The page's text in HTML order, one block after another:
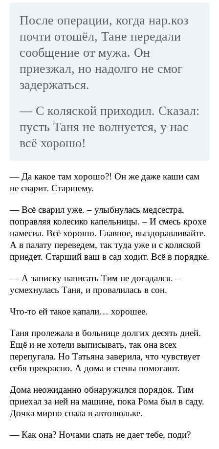
После операции, когда нар.коз
почти отошёл, Тане передали
сообщение от мужа. Он
приезжал, но надолго не смог
задержаться.
— С коляской приходил. Сказал:
пусть Таня не волнуется, у нас
всё хорошо!
— Да какое там хорошо?! Он же даже каши сам
не сварит. Старшему.
— Всё сварил уже. – улыбнулась медсестра,
поправляя колесико капельницы. – И смесь крохе
намесил. Всё хорошо. Главное, выздоравливайте.
А в палату переведем, так туда уже и с коляской
приедет. Старший ваш в сад ходит. Всё в порядке.
— А записку написать Тим не догадался. –
усмехнулась Таня, и провалилась в сон.
Что-то ей такое капали… хорошее.
Таня пролежала в больнице долгих десять дней.
Ещё и не хотели выписывать, так она всех
перепугала. Но Татьяна заверила, что чувствует
себя прекрасно. А дома и стены помогают.
Дома неожиданно обнаружился порядок. Тим
приехал за ней на машине, пока Рома был в саду.
Дочка мирно спала в автолюльке.
— Как она? Ночами спать не дает тебе, поди?